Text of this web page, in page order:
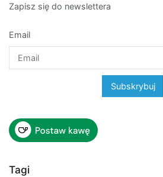
Zapisz się do newslettera
Email
Tagi